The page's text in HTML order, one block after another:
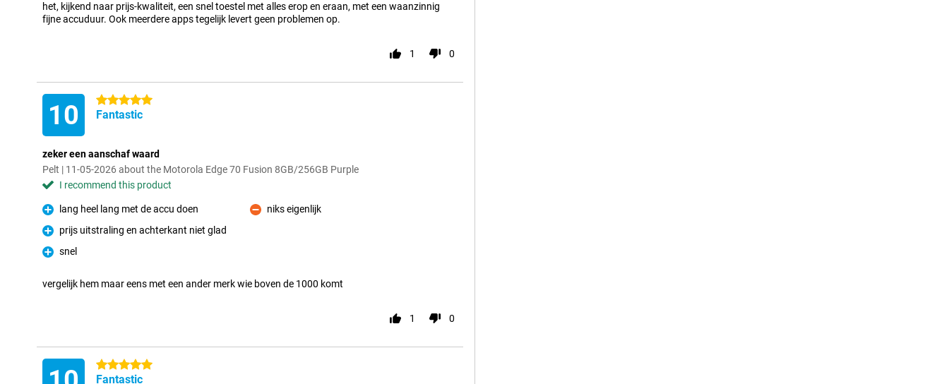
het, kijkend naar prijs-kwaliteit, een snel toestel met alles erop en eraan, met een waanzinnig
fijne accuduur. Ook meerdere apps tegelijk levert geen problemen op.
1 0
10 5 stars
Fantastic
zeker een aanschaf waard
Pelt | 11-05-2026 about the Motorola Edge 70 Fusion 8GB/256GB Purple
I recommend this product
Pro
lang heel lang met de accu doen
Pro
prijs uitstraling en achterkant niet glad
Pro
snel
Con
niks eigenlijk
vergelijk hem maar eens met een ander merk wie boven de 1000 komt
1 0
5 stars
Fantastic